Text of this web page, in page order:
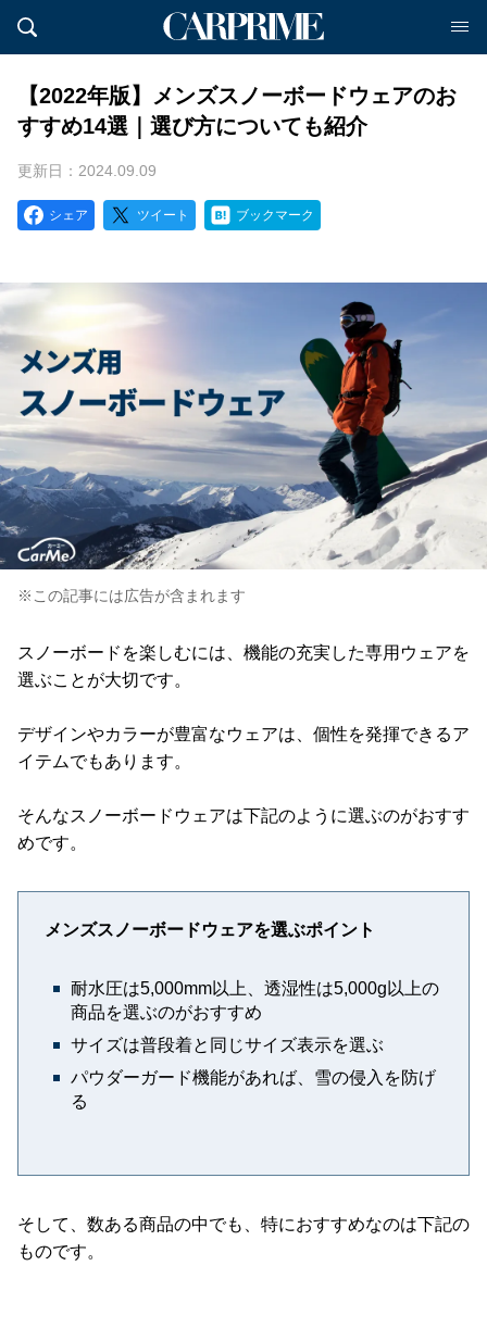
【2022年版】メンズスノーボードウェアのお
すすめ14選｜選び方についても紹介
更新日：2024.09.09
シェア ツイート ブックマーク
※この記事には広告が含まれます
スノーボードを楽しむには、機能の充実した専用ウェアを
選ぶことが大切です。
デザインやカラーが豊富なウェアは、個性を発揮できるア
イテムでもあります。
そんなスノーボードウェアは下記のように選ぶのがおすす
めです。
メンズスノーボードウェアを選ぶポイント
耐水圧は5,000mm以上、透湿性は5,000g以上の
商品を選ぶのがおすすめ
サイズは普段着と同じサイズ表示を選ぶ
パウダーガード機能があれば、雪の侵入を防げ
る
そして、数ある商品の中でも、特におすすめなのは下記の
ものです。